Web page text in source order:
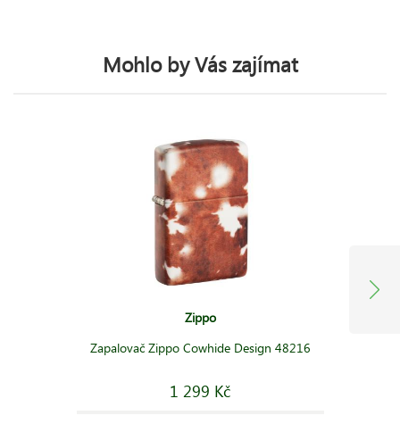
Mohlo by Vás zajímat
Zippo
Zapalovač Zippo Cowhide Design 48216
1 299 Kč